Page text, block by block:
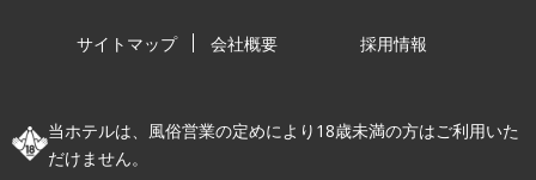
サイトマップ 会社概要 採用情報
当ホテルは、風俗営業の定めにより18歳未満の方はご利用いた
だけません。